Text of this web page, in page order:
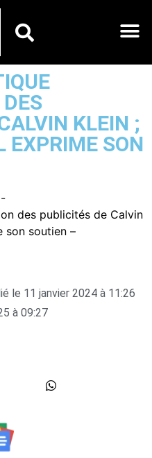
KLEIN ;
EXPRIME SON
des publicités de Calvin
son soutien –
le 11 janvier 2024 à 11:26
à 09:27